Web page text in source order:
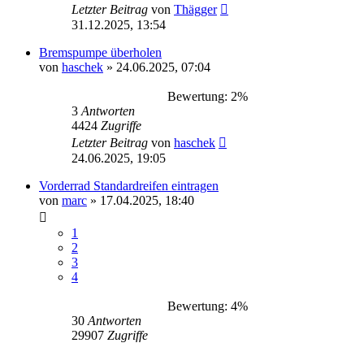
Letzter Beitrag von Thägger
31.12.2025, 13:54
Bremspumpe überholen
von haschek » 24.06.2025, 07:04
Bewertung: 2%
3 Antworten
4424 Zugriffe
Letzter Beitrag von haschek
24.06.2025, 19:05
Vorderrad Standardreifen eintragen
von marc » 17.04.2025, 18:40
1
2
3
4
Bewertung: 4%
30 Antworten
29907 Zugriffe